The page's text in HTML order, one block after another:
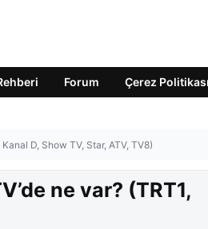
Forum Çerez Politikası
Kanal D, Show TV, Star, ATV, TV8)
ne var? (TRT1,